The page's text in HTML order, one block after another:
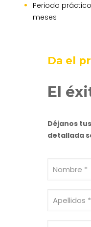
Periodo
meses
Da el
El
Déjanos
detallada